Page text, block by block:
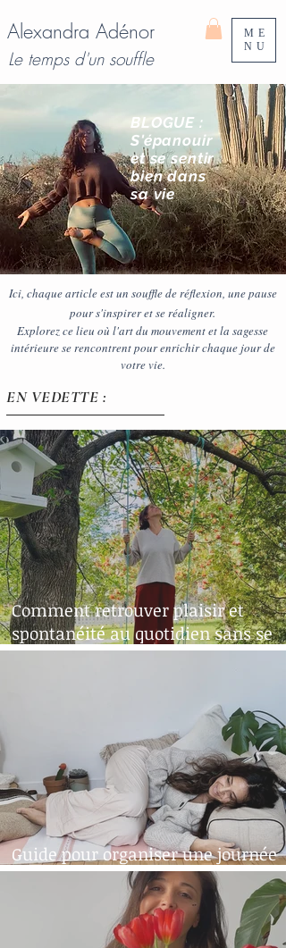
Alexandra Adénor
Le temps d'un souffle
ME
NU
BLOGUE :
S'épanouir
et se sentir
biendans
sa vie
Ici, chaque article est un souffle de réflexion, une pause
pour s'inspirer et se réaligner.
Explorez ce lieu où l'art du mouvement et la sagesse
intérieure se rencontrent pour enrichir chaque jour de
votre vie.
EN VEDETTE :
Comment retrouver plaisir et
spontanéité au quotidien sans se
perdre dans ses émotions?
Guide pour organiser une journée
"yoga-spa" chez soi!